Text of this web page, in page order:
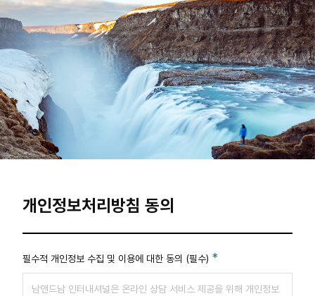
개인정보처리방침 동의
필수적 개인정보 수집 및 이용에 대한 동의 (필수)
남앤드남 인터내셔널은 온라인 상담 서비스 제공을 위해 개인정보